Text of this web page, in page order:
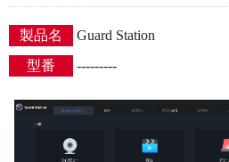
製品名
Guard Station
型番
---------